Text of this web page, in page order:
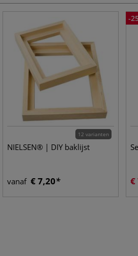
12 varianten
NIELSEN® | DIY baklijst
vanaf € 7,20
-
€